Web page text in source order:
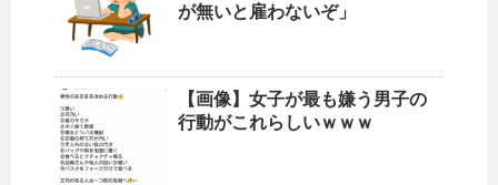
が無いと雇わないぞ」
【画像】女子が最も嫌う男子の
行動がこれらしいｗｗｗ